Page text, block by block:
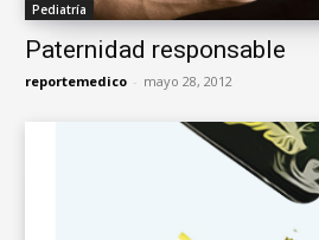
Pediatría
Paternidad responsable
reportemedico - mayo 28, 2012